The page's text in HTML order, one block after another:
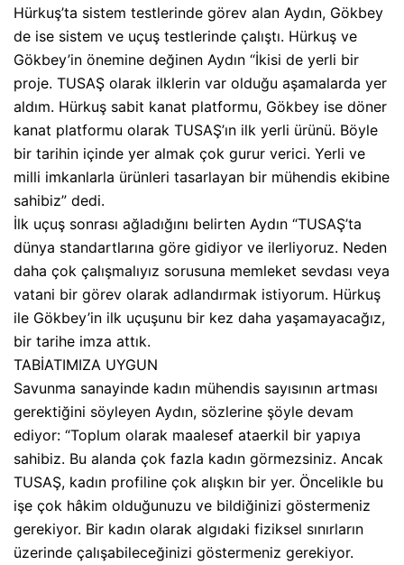
Hürkuş’ta sistem testlerinde görev alan Aydın, Gökbey
de ise sistem ve uçuş testlerinde çalıştı. Hürkuş ve
Gökbey’in önemine değinen Aydın “İkisi de yerli bir
proje. TUSAŞ olarak ilklerin var olduğu aşamalarda yer
aldım. Hürkuş sabit kanat platformu, Gökbey ise döner
kanat platformu olarak TUSAŞ’ın ilk yerli ürünü. Böyle
bir tarihin içinde yer almak çok gurur verici. Yerli ve
milli imkanlarla ürünleri tasarlayan bir mühendis ekibine
sahibiz” dedi.
İlk uçuş sonrası ağladığını belirten Aydın “TUSAŞ’ta
dünya standartlarına göre gidiyor ve ilerliyoruz. Neden
daha çok çalışmalıyız sorusuna memleket sevdası veya
vatani bir görev olarak adlandırmak istiyorum. Hürkuş
ile Gökbey’in ilk uçuşunu bir kez daha yaşamayacağız,
bir tarihe imza attık.
TABİATIMIZA UYGUN
Savunma sanayinde kadın mühendis sayısının artması
gerektiğini söyleyen Aydın, sözlerine şöyle devam
ediyor: “Toplum olarak maalesef ataerkil bir yapıya
sahibiz. Bu alanda çok fazla kadın görmezsiniz. Ancak
TUSAŞ, kadın profiline çok alışkın bir yer. Öncelikle bu
işe çok hâkim olduğunuzu ve bildiğinizi göstermeniz
gerekiyor. Bir kadın olarak algıdaki fiziksel sınırların
üzerinde çalışabileceğinizi göstermeniz gerekiyor.